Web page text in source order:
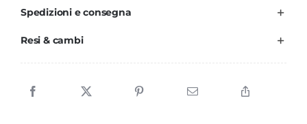
Spedizioni e consegna
Resi & cambi